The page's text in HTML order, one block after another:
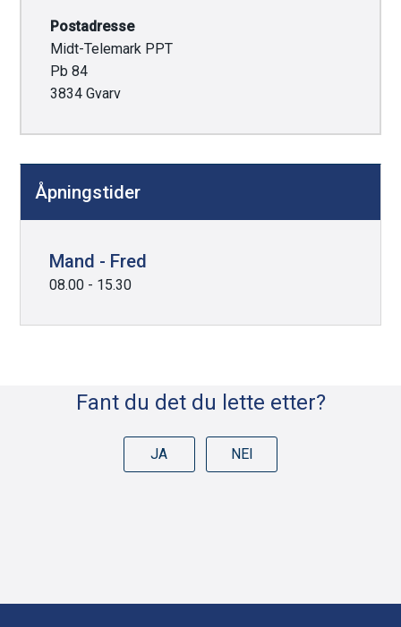
Postadresse
Midt-Telemark PPT
Pb 84
3834 Gvarv
Åpningstider
Mand - Fred
08.00 - 15.30
Fant du det du lette etter?
JA NEI